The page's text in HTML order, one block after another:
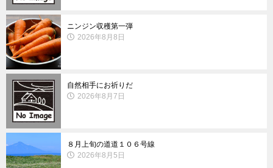
ニンジン収穫第一弾
2026年8月8日
自然相手にお祈りだ
2026年8月7日
８月上旬の道道１０６号線
2026年8月5日